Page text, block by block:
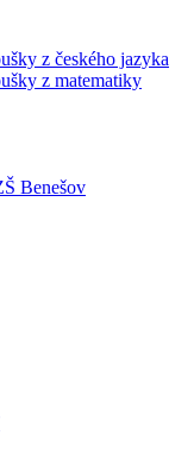
z českého jazyka
z matematiky
Benešov